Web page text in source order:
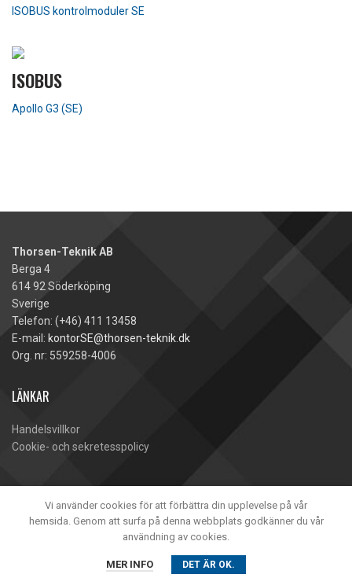
ISOBUS kontrolmoduler SE
ISOBUS
Apollo G3 (SE)
Thorsen-Teknik AB
Berga 4
614 92 Söderköping
Sverige
Telefon: (+46) 411 13458
E-mail: kontorSE@thorsen-teknik.dk
Org. nr: 559258-4006
LÄNKAR
Handelsvillkor
Cookie- och sekretesspolicy
Vi använder cookies för att förbättra din upplevelse på vår
hemsida. Genom att surfa på denna webbplats godkänner du vår
användning av cookies.
MER INFO DET ÄR OK.